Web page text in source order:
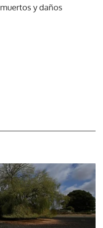
y daños